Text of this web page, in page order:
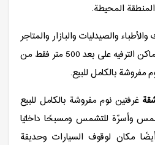
المحيطة.
والصيدليات والبازار والمتاجر
والمقاهي والمطاعم وجميع اماكن الترفيه على بعد 500 متر فقط من
مفروشة بالكامل للبيع.
غرفتين نوم مفروشة بالكامل للبيع
وأسرّة للتشمس ومسبحًا داخليًا
أيضًا مكان لوقوف السيارات وحديقة